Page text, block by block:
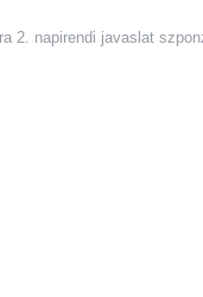
2. napirendi javaslat